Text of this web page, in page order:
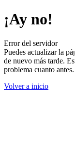
¡Ay no!
Error del servidor
Puedes actualizar la
de nuevo más tarde.
problema cuanto antes.
Volver a inicio